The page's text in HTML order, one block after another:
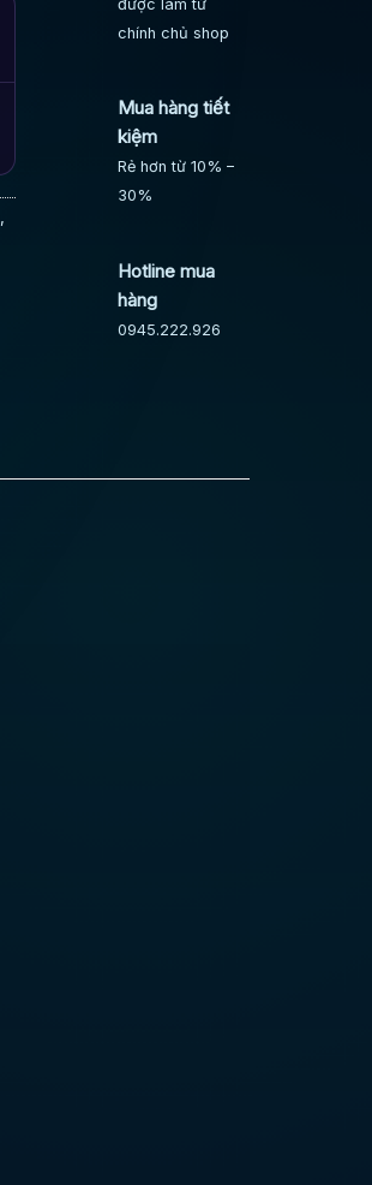
được làm từ
chính chủ shop
Mua hàng tiết
kiệm
Rẻ hơn từ 10% –
30%
Hotline mua
hàng
0945.222.926